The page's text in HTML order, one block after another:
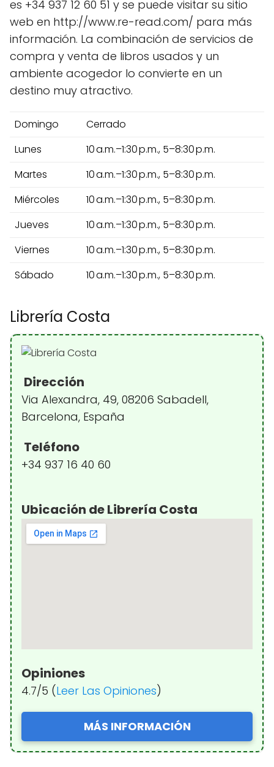
es +34 937 12 60 51 y se puede visitar su sitio
web en http://www.re-read.com/ para más
información. La combinación de servicios de
compra y venta de libros usados y un
ambiente acogedor lo convierte en un
destino muy atractivo.
Domingo
Cerrado
Lunes
10 a.m.–1:30 p.m., 5–8:30 p.m.
Martes
10 a.m.–1:30 p.m., 5–8:30 p.m.
Miércoles
10 a.m.–1:30 p.m., 5–8:30 p.m.
Jueves
10 a.m.–1:30 p.m., 5–8:30 p.m.
Viernes
10 a.m.–1:30 p.m., 5–8:30 p.m.
Sábado
10 a.m.–1:30 p.m., 5–8:30 p.m.
Librería Costa
Dirección
Via Alexandra, 49, 08206 Sabadell,
Barcelona, España
Teléfono
+34 937 16 40 60
Ubicación de Librería Costa
Opiniones
4.7/5 (Leer Las Opiniones)
MÁS INFORMACIÓN